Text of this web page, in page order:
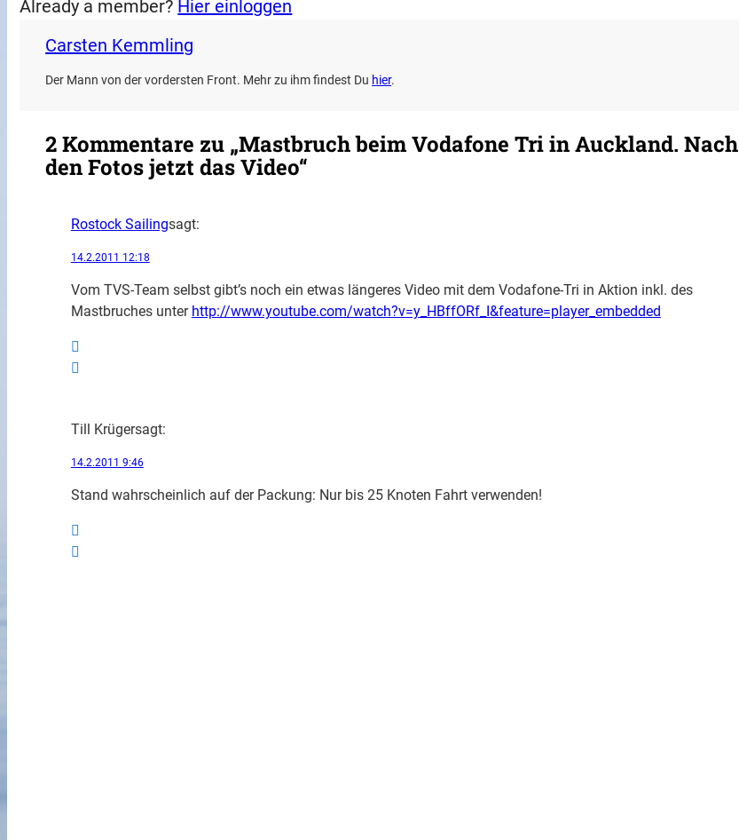
Already a member? Hier einloggen
Carsten Kemmling
Der Mann von der vordersten Front. Mehr zu ihm findest Du hier.
2 Kommentare zu „Mastbruch beim Vodafone Tri in Auckland. Nach
den Fotos jetzt das Video“
Rostock Sailingsagt:
14.2.2011 12:18
Vom TVS-Team selbst gibt’s noch ein etwas längeres Video mit dem Vodafone-Tri in Aktion inkl. des
Mastbruches unter http://www.youtube.com/watch?v=y_HBffORf_I&feature=player_embedded
Till Krügersagt:
14.2.2011 9:46
Stand wahrscheinlich auf der Packung: Nur bis 25 Knoten Fahrt verwenden!